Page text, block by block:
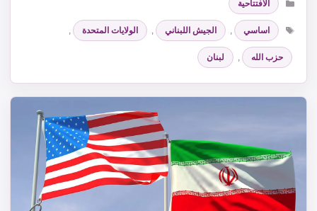
الافتتاحية
الوسوم
اساسي , الجيش اللبناني , الولايات المتحدة ,
حزب الله , لبنان